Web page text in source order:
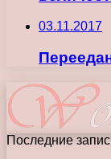
03.11.2017
Последние